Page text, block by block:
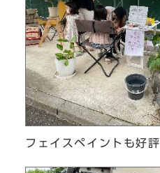
フェイスペイントも好評